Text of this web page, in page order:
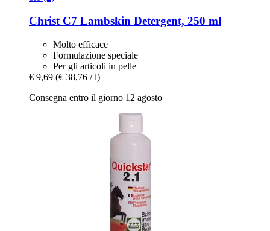
Christ C7 Lambskin Detergent, 250 ml
Molto efficace
Formulazione speciale
Per gli articoli in pelle
€ 9,69 (€ 38,76 / l)
Consegna entro il giorno 12 agosto